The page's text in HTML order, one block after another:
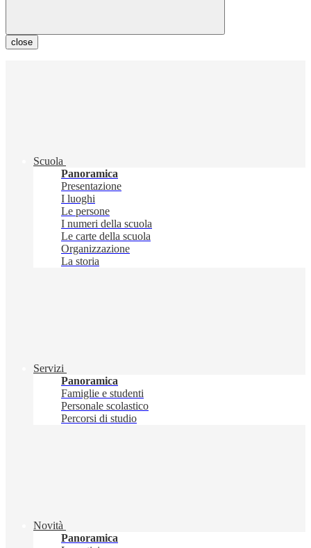
close
Scuola
Panoramica
Presentazione
I luoghi
Le persone
I numeri della scuola
Le carte della scuola
Organizzazione
La storia
Servizi
Panoramica
Famiglie e studenti
Personale scolastico
Percorsi di studio
Novità
Panoramica